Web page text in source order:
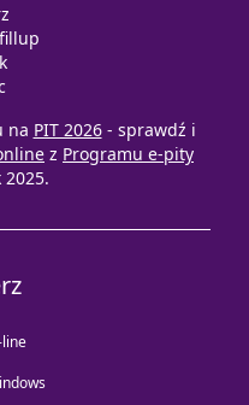
na PIT 2026 - sprawdź i
z Programu e-pity
2025.